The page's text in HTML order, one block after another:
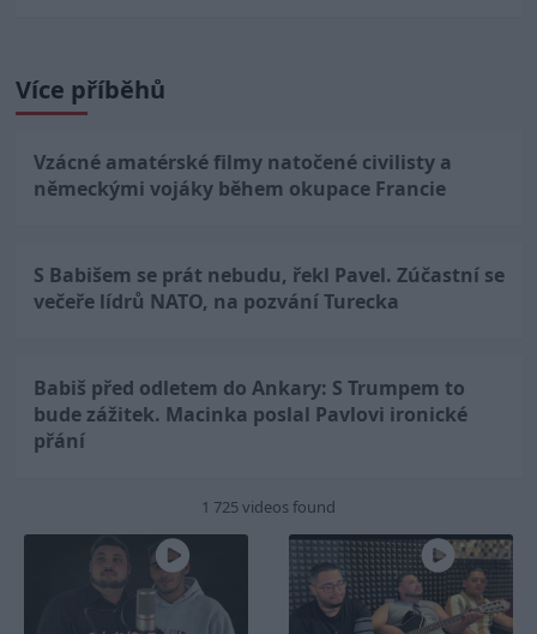
Více příběhů
Vzácné amatérské filmy natočené civilisty a
německými vojáky během okupace Francie
S Babišem se prát nebudu, řekl Pavel. Zúčastní se
večeře lídrů NATO, na pozvání Turecka
Babiš před odletem do Ankary: S Trumpem to
bude zážitek. Macinka poslal Pavlovi ironické
přání
1 725 videos found